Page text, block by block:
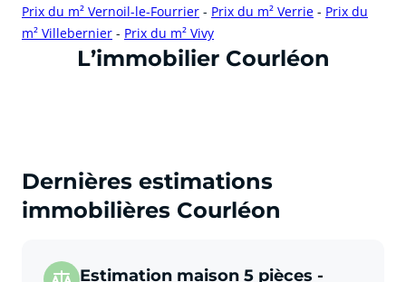
Prix du m² Vernoil-le-Fourrier - Prix du m² Verrie - Prix du
m² Villebernier - Prix du m² Vivy
cliquer pour afficher plus du text
L’immobilier Courléon
Dernières estimations
immobilières Courléon
Estimation maison 5 pièces -